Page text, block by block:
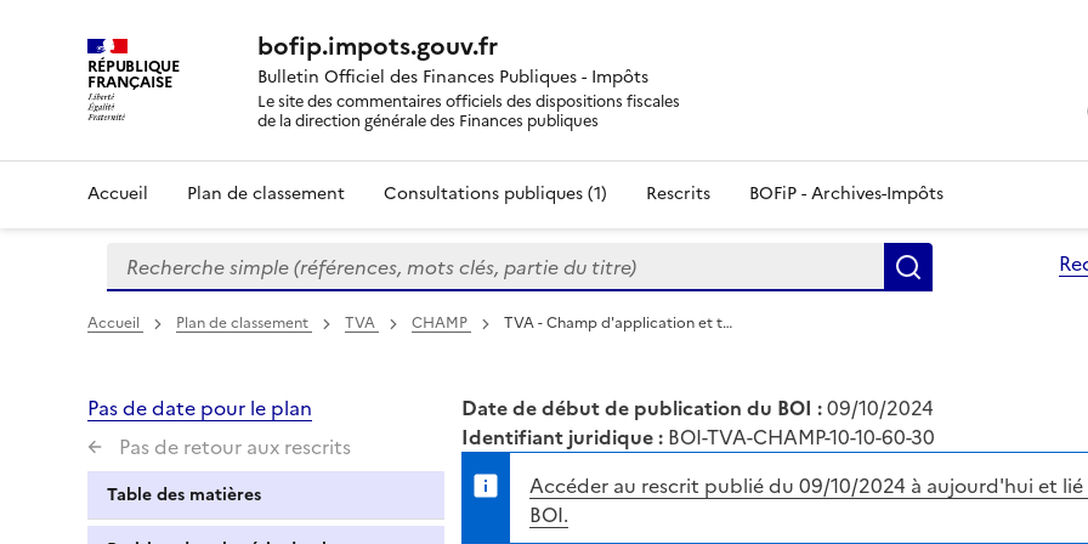
RÉPUBLIQUE
FRANÇAISE
bofip.impots.gouv.fr
Bulletin Officiel des Finances Publiques - Impôts
Le site des commentaires officiels des dispositions fiscales
de la direction générale des Finances publiques
Accueil Plan de classement Consultations publiques (1) Rescrits BOFiP - Archives-Impôts
Formulaire
de
recherche
Recherche simple (références, mots clés, partie du titre)
Accueil Plan de classement TVA CHAMP TVA - Champ d'application et t…
Pas de date pour le plan
Pas de retour aux rescrits
Table des matières
Date de début de publication du BOI :09/10/2024
Identifiant juridique : BOI-TVA-CHAMP-10-10-60-30
Accéder au rescrit publié du 09/10/2024 à aujourd'hui et lié
BOI.